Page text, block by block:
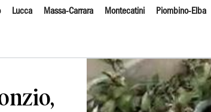
Lucca Massa-Carrara Montecatini Piombino-Elba